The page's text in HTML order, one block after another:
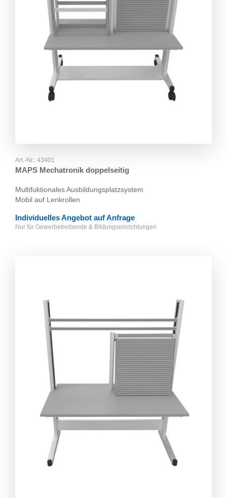
Art.-Nr.: 43401
MAPS Mechatronik doppelseitig
Multifuktionales Ausbildungsplatzsystem
Mobil auf Lenkrollen
Individuelles Angebot auf Anfrage
Nur für Gewerbetreibende & Bildungseinrichtungen